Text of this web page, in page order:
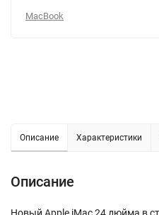
MacBook
Описание Характеристики
Описание
Новый Apple iMac 24 дюйма в